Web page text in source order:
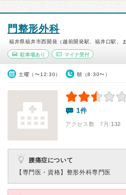
門整形外科
福井県福井市西開発（越前開発駅、福井口駅、
駐車場あり マイナ受付
土曜（〜12:30） 朝（8:30〜）
1件
アクセス数 7月:132
腰痛症について
【専門医・資格】 整形外科専門医